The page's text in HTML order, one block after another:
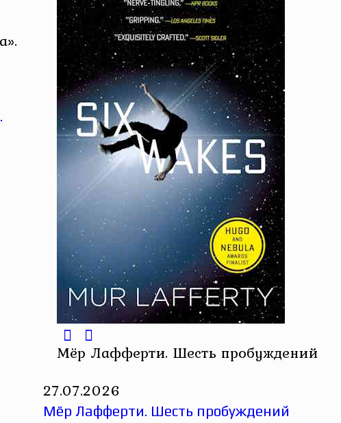
Мёр Лафферти. Шесть пробуждений
27.07.2026
Мёр Лафферти. Шесть пробуждений